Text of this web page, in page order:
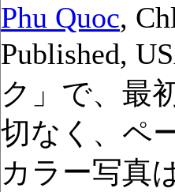
Phu Quoc,
Published,
ク」で、最
切なく、ペ
カラー写真